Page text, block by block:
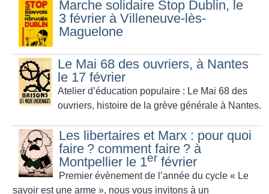
Marche solidaire Stop Dublin, le
3 février à Villeneuve-lès-
Maguelone
Le Mai 68 des ouvriers, à Nantes
le 17 février
Atelier d’éducation populaire : Le Mai 68 des
ouvriers, histoire de la grève générale à Nantes.
Les libertaires et Marx : pour quoi
faire ? comment faire ? à
Montpellier le 1er février
Premier évènement de l’année du cycle « Le
savoir est une arme », nous vous invitons à un